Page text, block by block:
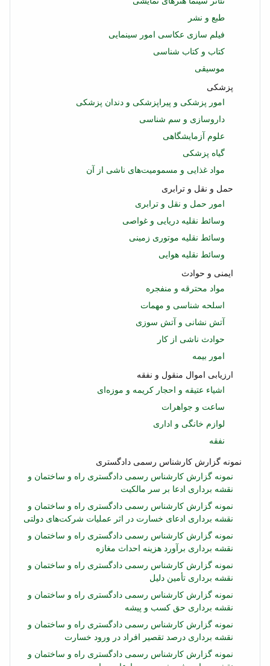
طبع و نشر
فیلم سازی عکاسی امور سینمایی
کتاب و کتاب شناسی
موسیقی
پزشکی
امور پزشکی و پیراپزشکی و دندان پزشکی
داروسازی و سم شناسی
علوم آزمایشگاهی
گیاه پزشکی
مواد غذایی و مسمومیت‌های ناشی از آن
حمل و نقل و ترابری
امور حمل و نقل و ترابری
وسائط نقلیه دریایی و غواصی
وسائط نقلیه موتوری زمینی
وسائط نقلیه هوایی
ایمنی و حوادث
مواد محترقه و منفجره
اسلحه شناسی و مهمات
آتش نشانی و آتش سوزی
حوادث ناشی از کار
امور بیمه
ارزیابی اموال منقول و نفقه
اشیاء عتیقه و احجار کریمه و موزه‌ای
ساعت و جواهرات
لوازم خانگی و اداری
نفقه
نمونه گزارش کارشناس رسمی دادگستری
نمونه گزارش کارشناس رسمی دادگستری راه و ساختمان و
نقشه برداری ادعا بر سر مالکیت
نمونه گزارش کارشناس رسمی دادگستری راه و ساختمان و
نقشه برداری ادعای خسارت در اثر عملیات شرکت‌های دولتی
نمونه گزارش کارشناس رسمی دادگستری راه و ساختمان و
نقشه برداری برآورد هزینه احداث مغازه
نمونه گزارش کارشناس رسمی دادگستری راه و ساختمان و
نقشه برداری تأمین دلیل
نمونه گزارش کارشناس رسمی دادگستری راه و ساختمان و
نقشه برداری حق کسب و پیشه
نمونه گزارش کارشناس رسمی دادگستری راه و ساختمان و
نقشه برداری درصد تقصیر افراد در ورود خسارت
نمونه گزارش کارشناس رسمی دادگستری راه و ساختمان و